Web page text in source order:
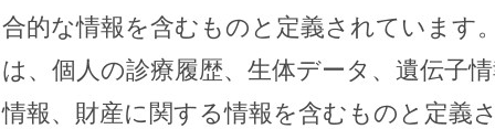
合的な情報を含むものと定義されています
は、個人の診療履歴、生体データ、遺伝子
情報、財産に関する情報を含むものと定義